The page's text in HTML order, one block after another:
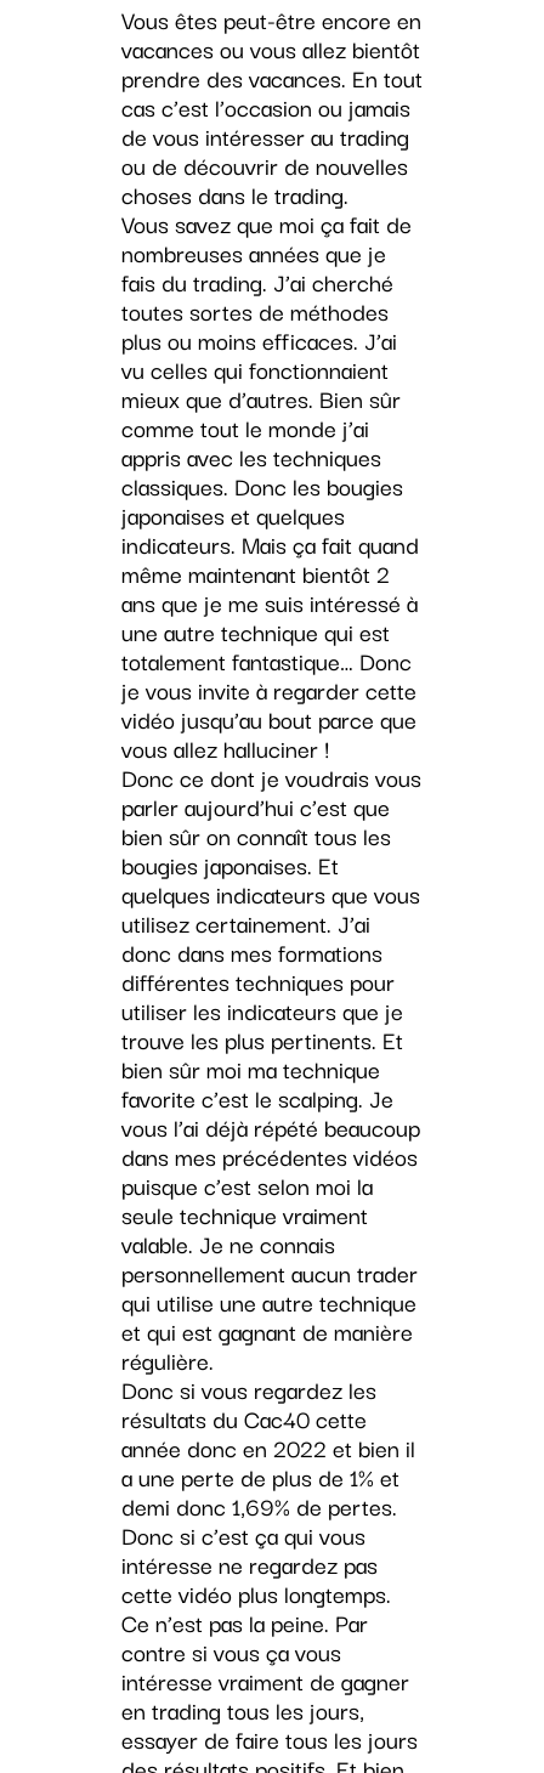
Vous êtes peut-être encore en
vacances ou vous allez bientôt
prendre des vacances. En tout
cas c’est l’occasion ou jamais
de vous intéresser au trading
ou de découvrir de nouvelles
choses dans le trading.
Vous savez que moi ça fait de
nombreuses années que je
fais du trading. J’ai cherché
toutes sortes de méthodes
plus ou moins efficaces. J’ai
vu celles qui fonctionnaient
mieux que d’autres. Bien sûr
comme tout le monde j’ai
appris avec les techniques
classiques. Donc les bougies
japonaises et quelques
indicateurs. Mais ça fait quand
même maintenant bientôt 2
ans que je me suis intéressé à
une autre technique qui est
totalement fantastique… Donc
je vous invite à regarder cette
vidéo jusqu’au bout parce que
vous allez halluciner !
Donc ce dont je voudrais vous
parler aujourd’hui c’est que
bien sûr on connaît tous les
bougies japonaises. Et
quelques indicateurs que vous
utilisez certainement. J’ai
donc dans mes formations
différentes techniques pour
utiliser les indicateurs que je
trouve les plus pertinents. Et
bien sûr moi ma technique
favorite c’est le scalping. Je
vous l’ai déjà répété beaucoup
dans mes précédentes vidéos
puisque c’est selon moi la
seule technique vraiment
valable. Je ne connais
personnellement aucun trader
qui utilise une autre technique
et qui est gagnant de manière
régulière.
Donc si vous regardez les
résultats du Cac40 cette
année donc en 2022 et bien il
a une perte de plus de 1% et
demi donc 1,69% de pertes.
Donc si c’est ça qui vous
intéresse ne regardez pas
cette vidéo plus longtemps.
Ce n’est pas la peine. Par
contre si vous ça vous
intéresse vraiment de gagner
en trading tous les jours,
essayer de faire tous les jours